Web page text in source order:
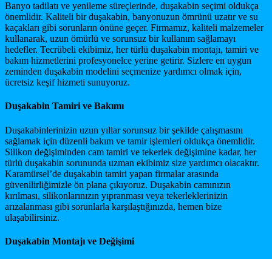
Banyo tadilatı ve yenileme süreçlerinde, duşakabin seçimi oldukça
önemlidir. Kaliteli bir duşakabin, banyonuzun ömrünü uzatır ve su
kaçakları gibi sorunların önüne geçer. Firmamız, kaliteli malzemeler
kullanarak, uzun ömürlü ve sorunsuz bir kullanım sağlamayı
hedefler. Tecrübeli ekibimiz, her türlü duşakabin montajı, tamiri ve
bakım hizmetlerini profesyonelce yerine getirir. Sizlere en uygun
zeminden duşakabin modelini seçmenize yardımcı olmak için,
ücretsiz keşif hizmeti sunuyoruz.
Duşakabin Tamiri ve Bakımı
Duşakabinlerinizin uzun yıllar sorunsuz bir şekilde çalışmasını
sağlamak için düzenli bakım ve tamir işlemleri oldukça önemlidir.
Silikon değişiminden cam tamiri ve tekerlek değişimine kadar, her
türlü duşakabin sorununda uzman ekibimiz size yardımcı olacaktır.
Karamürsel’de duşakabin tamiri yapan firmalar arasında
güvenilirliğimizle ön plana çıkıyoruz. Duşakabin camınızın
kırılması, silikonlarınızın yıpranması veya tekerleklerinizin
arızalanması gibi sorunlarla karşılaştığınızda, hemen bize
ulaşabilirsiniz.
Duşakabin Montajı ve Değişimi